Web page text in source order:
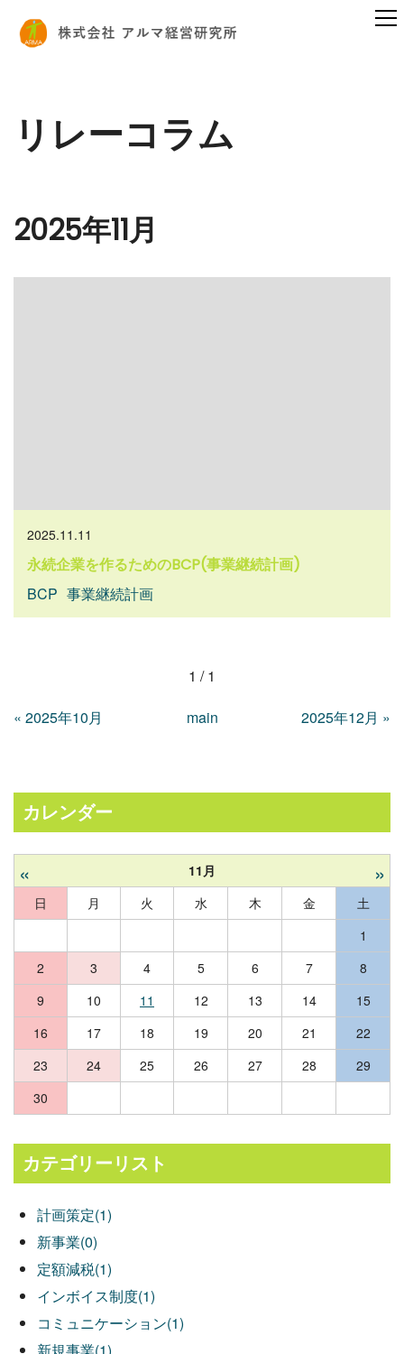
リレーコラム
2025年11月
永続企業を作るためのBCP(事業継続計画)
2025.11.11
BCP 事業継続計画
1 / 1
« 2025年10月 main 2025年12月 »
カレンダー
« 11月 »
日 月 火 水 木 金
土
1
2
3 4 5 6 7
8
9
10 11 12 13 14
15
16
17 18 19 20 21
22
23
24 25 26 27 28
29
30
カテゴリーリスト
計画策定(1)
新事業(0)
定額減税(1)
インボイス制度(1)
コミュニケーション(1)